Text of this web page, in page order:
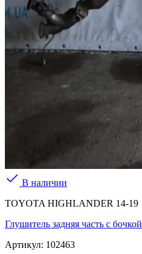
В наличии
TOYOTA HIGHLANDER 14-19
Глушитель задняя часть с
Артикул: 102463